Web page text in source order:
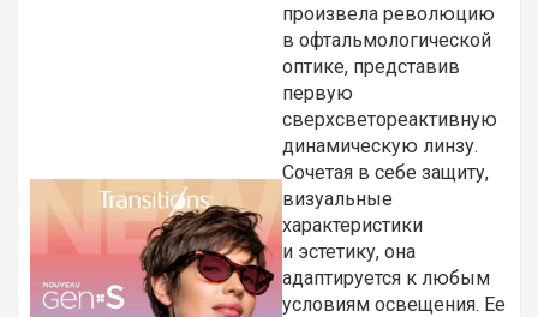
произвела революцию
в офтальмологической
оптике, представив
первую
сверхсветореактивную
динамическую линзу.
Сочетая в себе защиту,
визуальные
характеристики
и эстетику, она
адаптируется к любым
условиям освещения. Ее